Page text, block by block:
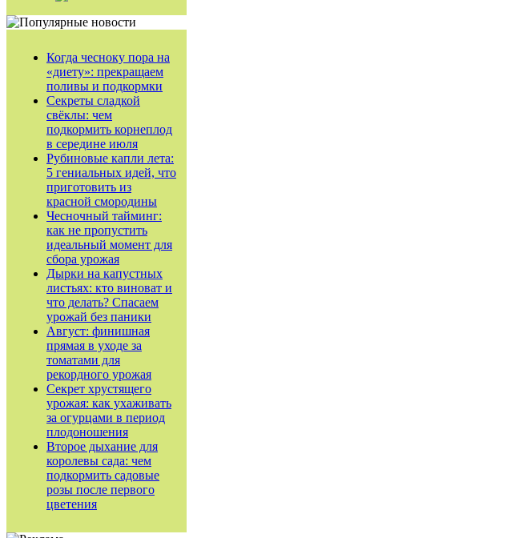
Когда чесноку пора на
«диету»: прекращаем
поливы и подкормки
Секреты сладкой
свёклы: чем
подкормить корнеплод
в середине июля
Рубиновые капли лета:
5 гениальных идей, что
приготовить из
красной смородины
Чесночный тайминг:
как не пропустить
идеальный момент для
сбора урожая
Дырки на капустных
листьях: кто виноват и
что делать? Спасаем
урожай без паники
Август: финишная
прямая в уходе за
томатами для
рекордного урожая
Секрет хрустящего
урожая: как ухаживать
за огурцами в период
плодоношения
Второе дыхание для
королевы сада: чем
подкормить садовые
розы после первого
цветения